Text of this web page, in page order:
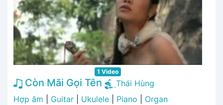
1 Video
Còn Mãi Gọi Tên
Thái Hùng
Hợp âm
Guitar Ukulele Piano
Organ